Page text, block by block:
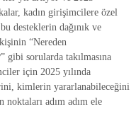
kadın girişimcilere özel
desteklerin dağınık ve
“Nereden
gibi sorularda takılmasına
için 2025 yılında
kimlerin yararlanabileceğini
adım adım ele